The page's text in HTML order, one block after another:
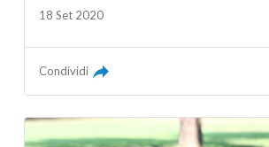
18 Set 2020
Condividi